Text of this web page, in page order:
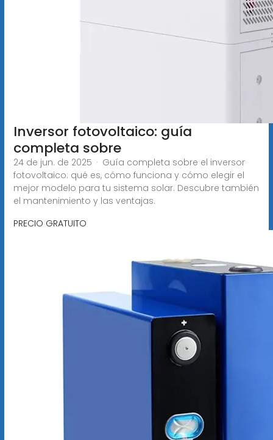
Inversor fotovoltaico: guía
completa sobre
24 de jun. de 2025 · Guía completa sobre el inversor
fotovoltaico: qué es, cómo funciona y cómo elegir el
mejor modelo para tu sistema solar. Descubre también
el mantenimiento y las ventajas.
PRECIO GRATUITO